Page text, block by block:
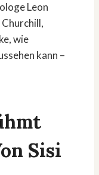
Leon
wie
kann –
Sisi